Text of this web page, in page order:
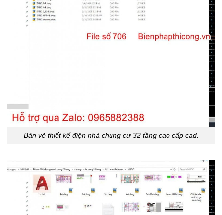
Bản vẽ thiết kế điện nhà chung cư 32 tầng cao cấp cad.